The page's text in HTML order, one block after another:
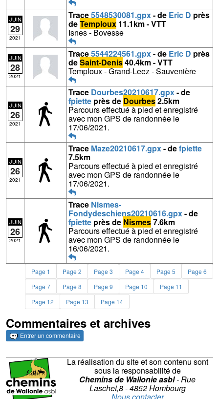
JUIN
29
2021
Trace5548530081.gpx- de Eric D près
deTemploux 11.1km - VTT
Isnes - Bovesse
JUIN
28
2021
Trace5544224561.gpx- de Eric D près
deSaint-Denis40.4km - VTT
Temploux - Grand-Leez - Sauvenière
JUIN
26
2021
Trace Dourbes20210617.gpx- de
fpiette près de Dourbes2.5km
Parcours effectué à pied et enregistré
avec mon GPS de randonnée le
17/06/2021.
JUIN
26
2021
Trace Maze20210617.gpx- defpiette
7.5km
Parcours effectué à pied et enregistré
avec mon GPS de randonnée le
17/06/2021.
JUIN
26
2021
Trace Nismes-
Fondydeschiens20210616.gpx- de
fpiette près de Nismes7.6km
Parcours effectué à pied et enregistré
avec mon GPS de randonnée le
16/06/2021.
Page 1 Page 2 Page 3 Page 4 Page 5
Page 6
Page 7
Page 8 Page 9 Page 10
Page 11
Page 12
Page 13 Page 14
Commentaires et archives
Entrer un commentaire
La réalisation du site et son contenu sont
sous la responsabilité de
Chemins de Wallonie asbl- Rue
Laschet,8 - 4852 Hombourg
Nous contacter